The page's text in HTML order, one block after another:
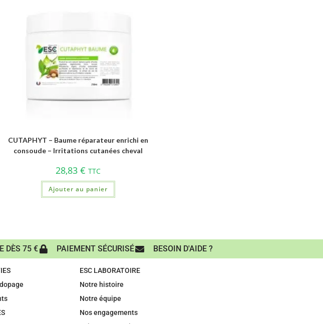
CUTAPHYT – Baume réparateur enrichi en
consoude – Irritations cutanées cheval
28,83€ TTC
Ajouter au panier
DÈS 75 € PAIEMENT SÉCURISÉ BESOIN D'AIDE ?
ESC LABORATOIRE
Notre histoire
Notre équipe
Nos engagements